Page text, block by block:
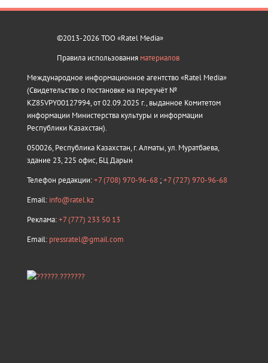
©2013-2026 ТОО «Ratel Media»
Правила использования материалов
Международное информационное агентство «Ratel Media»
(Свидетельство о постановке на переучёт №
KZ85VPY00127994, от 02.09.2025 г., выданное Комитетом
информации Министерства культуры и информации
Республики Казахстан).
050026, Республика Казахстан, г. Алматы, ул. Муратбаева,
здание 23, 225 офис, БЦ Дарын
Телефон редакции:+7 (708) 970-96-68 ;+7 (727) 970-96-68
Email: info@ratel.kz
Реклама:+7 (777) 233 50 13
Email: pressratel@gmail.com